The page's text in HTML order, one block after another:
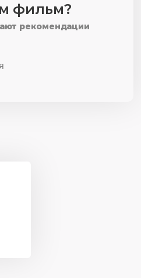
фильм?
рекомендации